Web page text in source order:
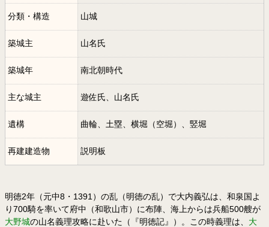
分類・構造 山城
築城主 山名氏
築城年 南北朝時代
主な城主 遊佐氏、山名氏
遺構 曲輪、土塁、横堀（空堀）、竪堀
再建建造物 説明板
明徳2年（元中8・1391）の乱（明徳の乱）で大内義弘は、和泉国よ
り700騎を率いて府中（和歌山市）に布陣、海上からは兵船500艘が
大野城の山名義理攻略に赴いた（『明徳記』）。この時義理は、 大